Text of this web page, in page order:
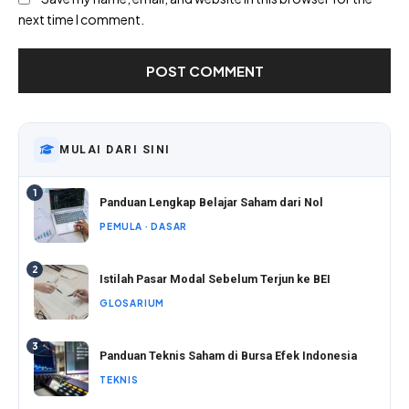
next time I comment.
MULAI DARI SINI
1
Panduan Lengkap Belajar Saham dari Nol
PEMULA · DASAR
2
Istilah Pasar Modal Sebelum Terjun ke BEI
GLOSARIUM
3
Panduan Teknis Saham di Bursa Efek Indonesia
TEKNIS